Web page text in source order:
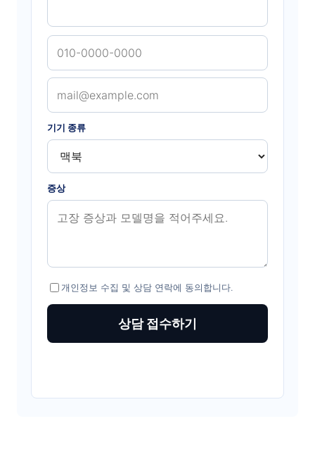
기기 종류
증상
개인정보 수집 및 상담 연락에 동의합니다.
상담 접수하기